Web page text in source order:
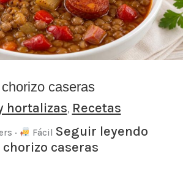
caseras
hortalizas, Recetas
· Fácil Seguir leyendo
caseras